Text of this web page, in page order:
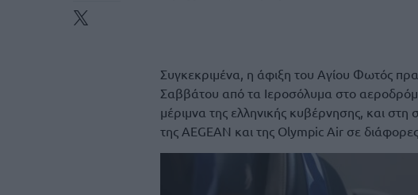
Συγκεκριμένα, η άφιξη του Αγίου Φωτός
Σαββάτου από τα Ιεροσόλυμα στο
μέριμνα της ελληνικής κυβέρνησης, και
της AEGEAN και της Olympic Air σε